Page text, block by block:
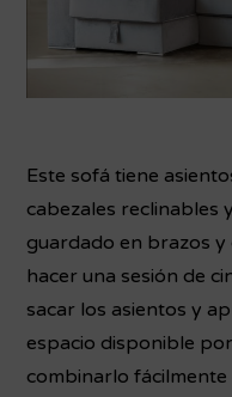
Este sofá tiene
cabezales reclinables
guardado en brazos
hacer una sesión de
sacar los asientos y
espacio disponible
combinarlo